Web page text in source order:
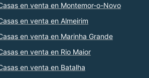
en venta en Montemor-o-Novo
en venta en Almeirim
en venta en Marinha Grande
en venta en Rio Maior
en venta en Batalha